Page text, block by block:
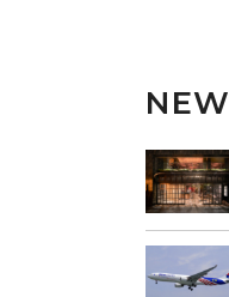
NEW